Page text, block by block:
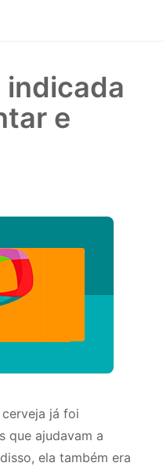
indicada
e
já foi
que ajudavam a
ela também era